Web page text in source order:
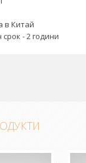
в Китай
- 2 години